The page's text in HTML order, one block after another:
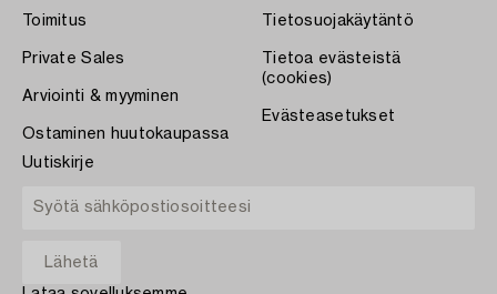
Toimitus
Private Sales
Arviointi & myyminen
Ostaminen huutokaupassa
Tietosuojakäytäntö
Tietoa evästeistä
(cookies)
Evästeasetukset
Uutiskirje